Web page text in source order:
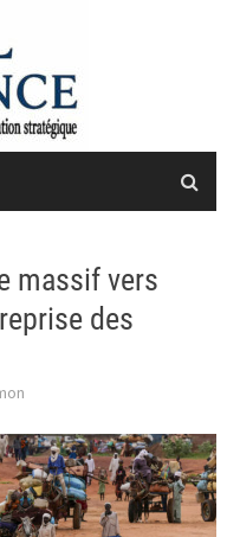
massif vers
des